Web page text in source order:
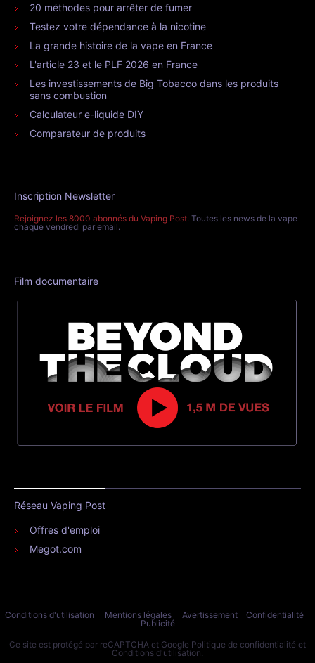
20 méthodes pour arrêter de fumer
Testez votre dépendance à la nicotine
La grande histoire de la vape en France
L'article 23 et le PLF 2026 en France
Les investissements de Big Tobacco dans les produits
sans combustion
Calculateur e-liquide DIY
Comparateur de produits
Inscription Newsletter
Rejoignez les 8000 abonnés du Vaping Post. Toutes les news de la vape
chaque vendredi par email.
Film documentaire
Réseau Vaping Post
Offres d'emploi
Megot.com
Conditions d'utilisation Mentions légales Avertissement
Confidentialité
Publicité
Ce site est protégé par reCAPTCHA et Google Politique de confidentialité et
Conditions d'utilisation.